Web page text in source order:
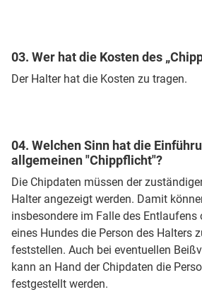
03. Wer hat die Kosten des
Der Halter hat die Kosten zu tragen.
04. Welchen Sinn hat die
allgemeinen "Chippflicht"?
Die Chipdaten müssen der
Halter angezeigt werden. Damit
insbesondere im Falle des Entlaufens
eines Hundes die Person des Halters
feststellen. Auch bei eventuellen
kann an Hand der Chipdaten die
festgestellt werden.